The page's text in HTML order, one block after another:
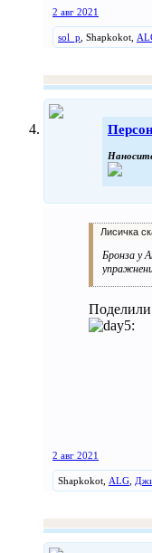
2 авг 2021
sol_p Shapkokot
Лисичка
Бронза у
Поделили
2 авг 2021
Shapkokot ALG